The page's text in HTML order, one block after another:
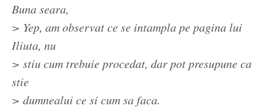
Buna seara,
> Yep, am observat ce se intampla pe pagina lui
Iliuta, nu
> stiu cum trebuie procedat, dar pot presupune ca
stie
> dumnealui ce si cum sa faca.